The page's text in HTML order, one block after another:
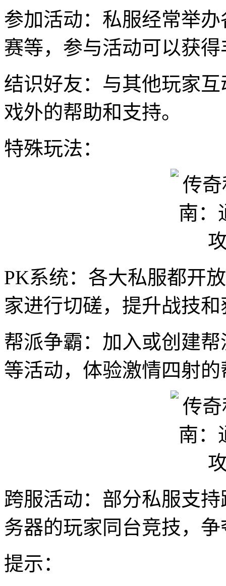
参加活动：私服经常举
赛等，参与活动可以获
结识好友：与其他玩家
戏外的帮助和支持。
特殊玩法：
PK系统：各大私服都开
家进行切磋，提升战技
帮派争霸：加入或创建
等活动，体验激情四射
跨服活动：部分私服支
务器的玩家同台竞技，
提示：